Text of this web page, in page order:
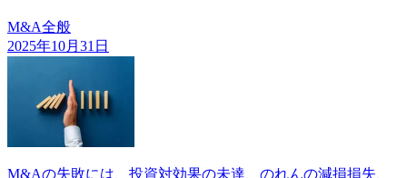
M&A全般
2025年10月31日
M&Aの失敗には、投資対効果の未達、のれんの減損損失、